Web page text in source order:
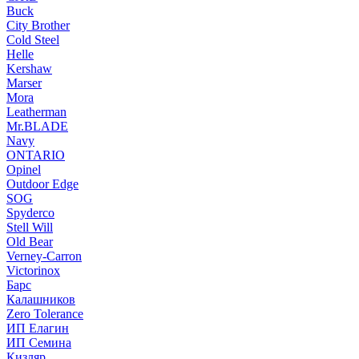
Buck
City Brother
Cold Steel
Helle
Kershaw
Marser
Mora
Leatherman
Mr.BLADE
Navy
ONTARIO
Opinel
Outdoor Edge
SOG
Spyderco
Stell Will
Old Bear
Verney-Carron
Victorinox
Барс
Калашников
Zero Tolerance
ИП Елагин
ИП Семина